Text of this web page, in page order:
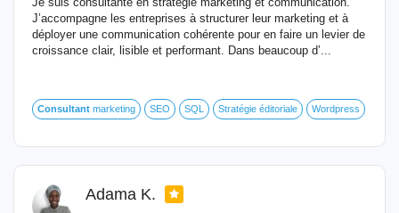
J’accompagne les entreprises à structurer leur marketing et à
déployer une communication cohérente pour en faire un levier de
croissance clair, lisible et performant. Dans beaucoup d’...
Consultant marketing SEO SQL Stratégie éditoriale Wordpress
Adama K.